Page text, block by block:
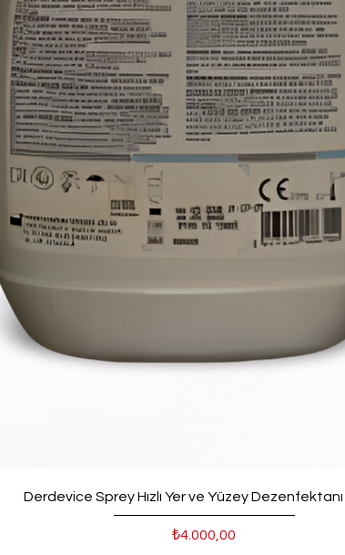
Hızlı Bakış
Derdevice Sprey Hızlı Yer ve Yüzey
Fiyat
₺4.000,00